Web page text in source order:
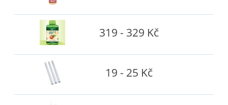
319 - 329 Kč
19 - 25 Kč